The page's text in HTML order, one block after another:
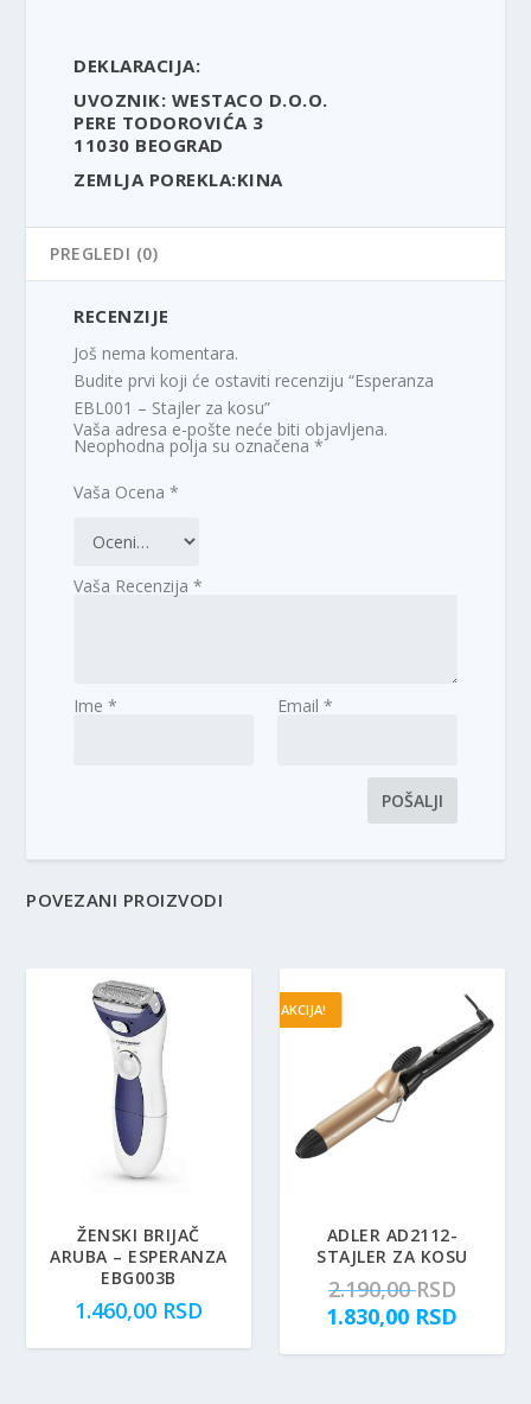
DEKLARACIJA:
UVOZNIK: WESTACO D.O.O.
PERE TODOROVIĆA 3
11030 BEOGRAD
ZEMLJA POREKLA:KINA
PREGLEDI (0)
RECENZIJE
Još nema komentara.
Budite prvi koji će ostaviti recenziju “Esperanza
EBL001 – Stajler za kosu”
Vaša adresa e-pošte neće biti objavljena.
Neophodna polja su označena*
Vaša Ocena*
Vaša Recenzija*
Ime* Email *
POVEZANI PROIZVODI
ŽENSKI BRIJAČ
ARUBA – ESPERANZA
EBG003B
1.460,00 RSD
AKCIJA!
ADLER AD2112-
STAJLER ZA KOSU
2.190,00RSDO
r
1.830,00 RSD